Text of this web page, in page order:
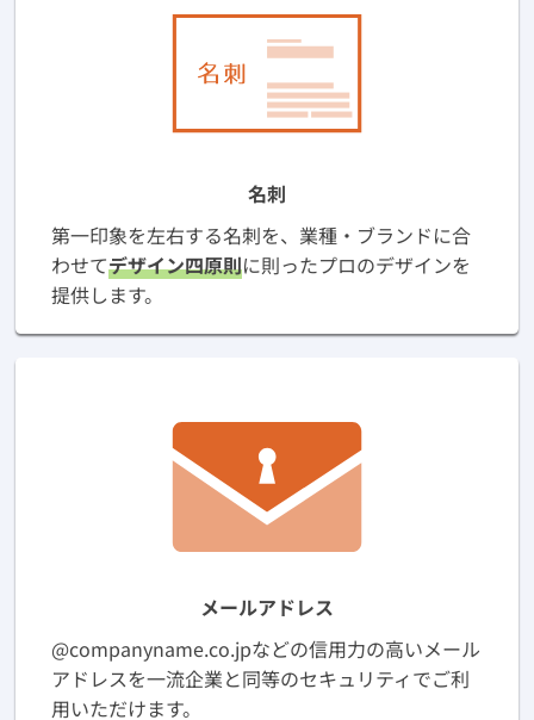
名刺
第一印象を左右する名刺を、業種・ブランドに合
わせてデザイン四原則に則ったプロのデザインを
提供します。
メールアドレス
@companyname.co.jpなどの信用力の高いメール
アドレスを一流企業と同等のセキュリティでご利
用いただけます。